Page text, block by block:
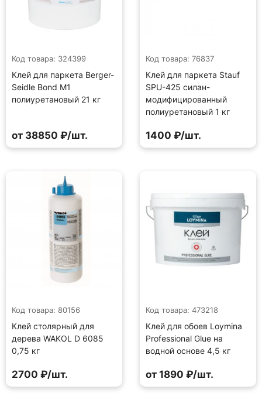
Код товара: 324399
Клей для паркета Berger-
Seidle Bond M1
полиуретановый 21 кг
от 38850 ₽/шт.
Код товара: 76837
Клей для паркета Stauf
SPU-425 силан-
модифицированный
полиуретановый 1 кг
1400 ₽/шт.
Код товара: 80156
Клей столярный для
дерева WAKOL D 6085
0,75 кг
2700 ₽/шт.
Код товара: 473218
Клей для обоев Loymina
Professional Glue на
водной основе 4,5 кг
от 1890 ₽/шт.